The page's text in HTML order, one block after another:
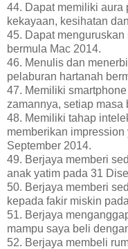
44. Dapat memiliki aura
kekayaan, kesihatan
45. Dapat
bermula Mac 2014.
46. Menulis dan
pelaburan hartanah
47. Memiliki
zamannya, setiap masa
48. Memiliki tahap
memberikan
September 2014.
49. Berjaya memberi
anak yatim pada 31
50. Berjaya memberi
kepada fakir miskin
51. Berjaya
mampu saya beli
52. Berjaya membeli